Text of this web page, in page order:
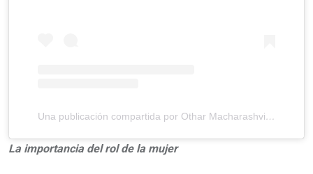
Una publicación compartida por Othar Macharashvili
La importancia del rol de la mujer